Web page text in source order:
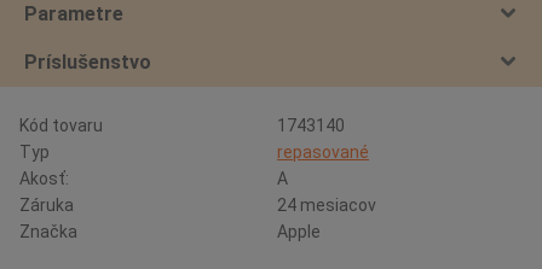
Parametre
Príslušenstvo
Kód tovaru
1743140
Typ
repasované
Akosť:
A
Záruka
24 mesiacov
Značka
Apple